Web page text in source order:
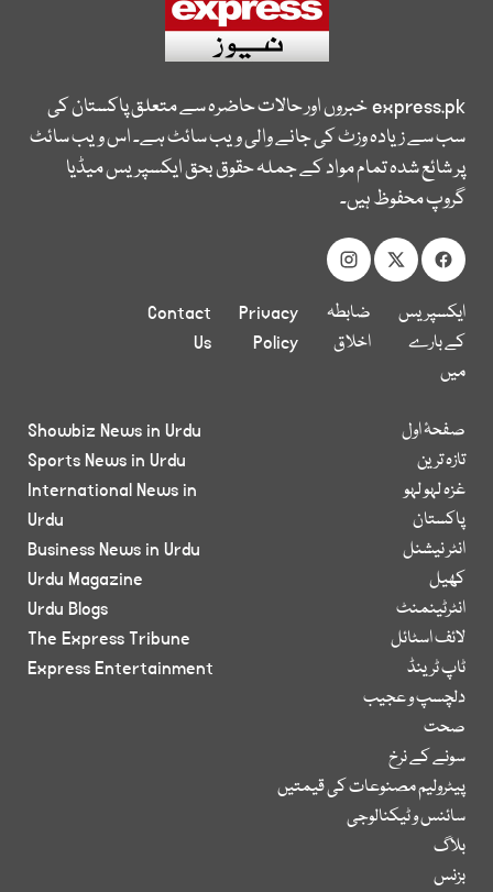
express.pkخبروں اور حالات حاضرہ سے متعلق پاکستان کی
سب سے زیادہ وزٹ کی جانے والی ویب سائٹ ہے۔ اس ویب سائٹ
پر شائع شدہ تمام مواد کے جملہ حقوق بحق ایکسپریس میڈیا
گروپ محفوظ ہیں۔
ایکسپریس
کے بارے
میں
ضابطہ
اخلاق
Privacy
Policy
Contact
Us
صفحۂ اول
تازہ ترین
غزہ لہو لہو
پاکستان
انٹر نیشنل
کھیل
انٹرٹینمنٹ
لائف اسٹائل
ٹاپ ٹرینڈ
دلچسپ و عجیب
صحت
سونے کے نرخ
پیٹرولیم مصنوعات کی قیمتیں
سائنس و ٹیکنالوجی
بلاگ
بزنس
Showbiz News in Urdu
Sports News in Urdu
International News in
Urdu
Business News in Urdu
Urdu Magazine
Urdu Blogs
The Express Tribune
Express Entertainment